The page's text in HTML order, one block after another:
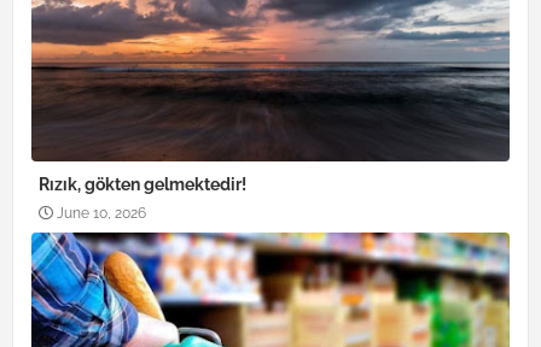
Rızık, gökten gelmektedir!
June 10, 2026